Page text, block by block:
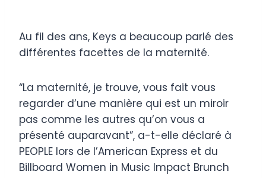
Au fil des ans, Keys a beaucoup parlé des
différentes facettes de la maternité.
“La maternité, je trouve, vous fait vous
regarder d’une manière qui est un miroir
pas comme les autres qu’on vous a
présenté auparavant”, a-t-elle déclaré à
PEOPLE lors de l’American Express et du
Billboard Women in Music Impact Brunch